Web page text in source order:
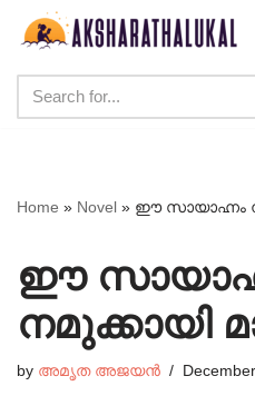
content
Home » Novel » ഈ സായാഹ്നം
ഈ
നമുക്കായി
by അമൃത അജയൻ